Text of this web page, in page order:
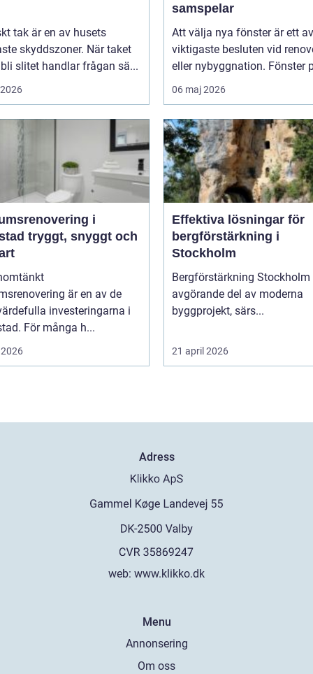
tak är en av husets
skyddszoner. När taket
slitet handlar frågan sä...
samspelar
Att välja nya fönster är ett
viktigaste besluten vid
eller nybyggnation. Fönster
06 maj 2026
i
och
är en av de
investeringarna i
För många h...
Effektiva lösningar för
bergförstärkning i
Stockholm
Bergförstärkning Stockholm
avgörande del av moderna
byggprojekt, särs...
21 april 2026
Adress
web: www.klikko.dk
Menu
Annonsering
Om oss